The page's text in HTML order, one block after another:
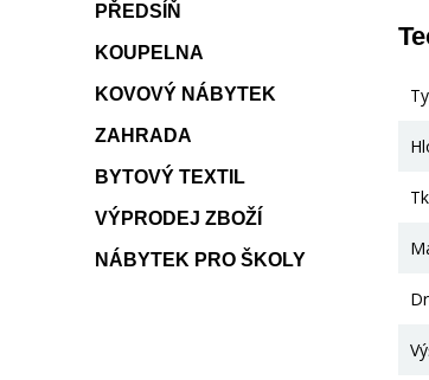
PŘEDSÍŇ
KOUPELNA
KOVOVÝ NÁBYTEK
ZAHRADA
BYTOVÝ TEXTIL
VÝPRODEJ ZBOŽÍ
NÁBYTEK PRO ŠKOLY